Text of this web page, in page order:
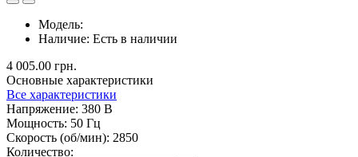
Модель:
Наличие: Есть в наличии
4 005.00 грн.
Основные характеристики
Все характеристики
Напряжение: 380 В
Мощность: 50 Гц
Скорость (об/мин): 2850
Количество: